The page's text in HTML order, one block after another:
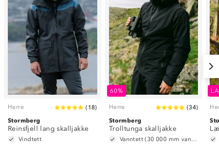
Herre ( 18)
Stormberg
Reinsfjell lang skalljakke
Vindtett
60%
Herre (34)
Stormberg
Trolltunga skalljakke
Vanntett (30 000 mm vannsøyle)